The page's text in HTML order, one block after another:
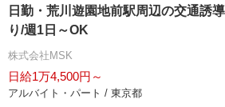
日勤・荒川遊園地前駅周辺の交通誘
り/週1日～OK
株式会社MSK
日給1万4,500円～
アルバイト・パート / 東京都